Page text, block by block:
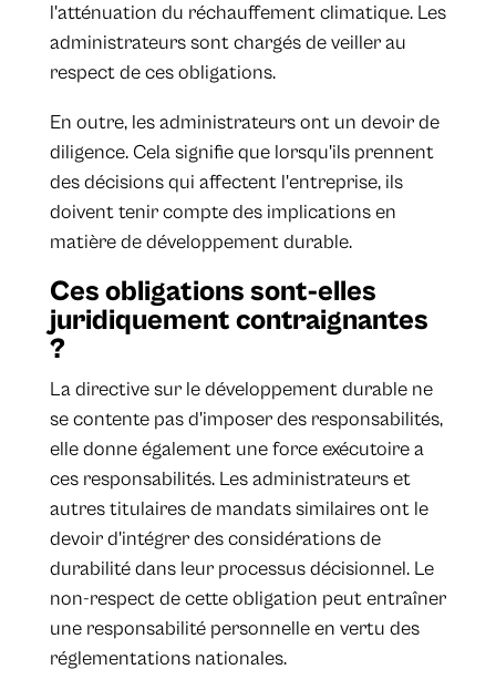
l'atténuation du réchauffement climatique. Les
administrateurs sont chargés de veiller au
respect de ces obligations.
En outre, les administrateurs ont un devoir de
diligence. Cela signifie que lorsqu'ils prennent
des décisions qui affectent l'entreprise, ils
doivent tenir compte des implications en
matière de développement durable.
Ces obligations sont-elles
juridiquement contraignantes
?
La directive sur le développement durable ne
se contente pas d'imposer des responsabilités,
elle donne également une force exécutoire a
ces responsabilités. Les administrateurs et
autres titulaires de mandats similaires ont le
devoir d'intégrer des considérations de
durabilité dans leur processus décisionnel. Le
non-respect de cette obligation peut entraîner
une responsabilité personnelle en vertu des
réglementations nationales.